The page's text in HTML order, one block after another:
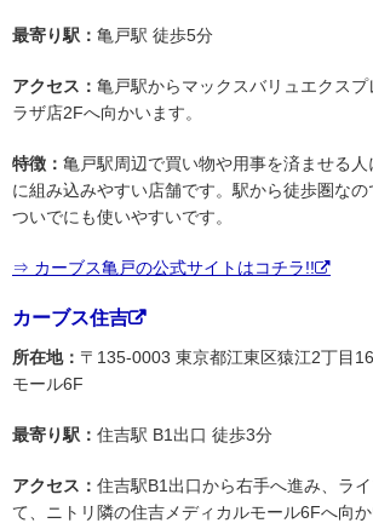
最寄り駅： 亀戸駅 徒歩5分
アクセス： 亀戸駅からマックスバリュエクス
ラザ店2Fへ向かいます。
特徴： 亀戸駅周辺で買い物や用事を済ませる
に組み込みやすい店舗です。駅から徒歩圏な
ついでにも使いやすいです。
⇒ カーブス亀戸の公式サイトはコチラ!!
カーブス住吉
所在地： 〒135-0003 東京都江東区猿江2丁目
モール6F
最寄り駅： 住吉駅 B1出口 徒歩3分
アクセス： 住吉駅B1出口から右手へ進み、ラ
て、ニトリ隣の住吉メディカルモール6Fへ向か